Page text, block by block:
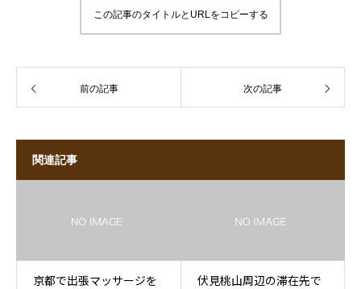
この記事のタイトルとURLをコピーする
前の記事 次の記事
関連記事
京都で出張マッサージを
伏見桃山周辺の滞在先で